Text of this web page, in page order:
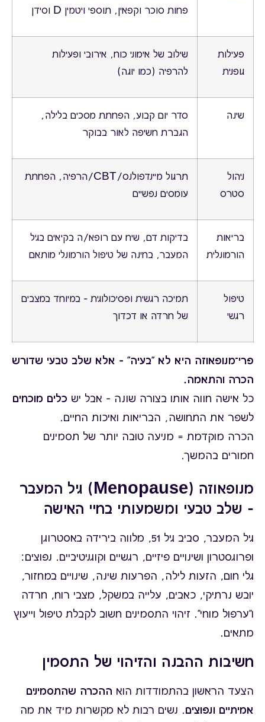
פחות סוכר וקפאין, תוספי ויטמין D וסידן
פעילות
גופנית
שילוב של אימוני כוח, אירובי ופעילות
להרפיה (כמו יוגה)
שינה
סדר יום קבוע, הפחתת מסכים בלילה,
הגברת חשיפה לאור בבוקר
ניהול
סטרס
תרגול מיינדפולנס/CBT/הרפיה, הפחתת
עומסים נפשיים
בריאות
הורמונלית
בדיקות דם, שיח עם רופא/ה בקיאים בגיל
המעבר, בחינה של טיפול הורמונלי מותאם
טיפול
רגשי
תמיכה רגשית ופסיכולוגית – במיוחד במצבים
של חרדה או דכדוך
פרי־מנופאוזה היא לא "בעיה" – אלא שלב טבעי שדורש
הכרה והתאמה.
כל אישה חווה אותו בצורה שונה – אבל יש כלים מוכחים
לשפר את התחושה, הבריאות ואיכות החיים.
הכרה מוקדמת = מניעה טובה יותר של תסמינים
חמורים בהמשך.
מנופאוזה (Menopause) גיל המעבר
– שלב טבעי ומשמעותי בחיי האישה
גיל המעבר, סביב גיל 51, מלווה בירידה באסטרוגן
ופרוגסטרון ושינויים פיזיים, רגשיים וקוגניטיביים. נפוצים:
גלי חום, הזעות לילה, הפרעות שינה, שינויים במחזור,
יובש נרתיקי, כאבים, עלייה במשקל, מצבי רוח, חרדה
ו"ערפול מוחי". זיהוי התסמינים חשוב לקבלת טיפול וייעוץ
מתאים.
חשיבות ההבנה והזיהוי של התסמין
הצעד הראשון בהתמודדות הוא ההכרה שהתסמינים
אמיתיים ונפוצים. נשים רבות לא מקשרות מיד את מה